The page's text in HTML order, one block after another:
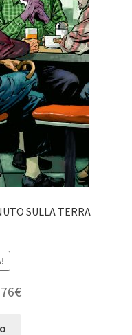
SULLA TERRA
€